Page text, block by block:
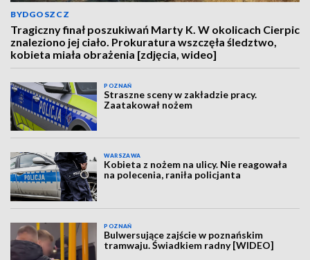
BYDGOSZCZ
Tragiczny finał poszukiwań Marty K. W okolicach Cierpic
znaleziono jej ciało. Prokuratura wszczęła śledztwo,
kobieta miała obrażenia [zdjęcia, wideo]
POZNAŃ
Straszne sceny w zakładzie pracy.
Zaatakował nożem
WARSZAWA
Kobieta z nożem na ulicy. Nie reagowała
na polecenia, raniła policjanta
POZNAŃ
Bulwersujące zajście w poznańskim
tramwaju. Świadkiem radny [WIDEO]